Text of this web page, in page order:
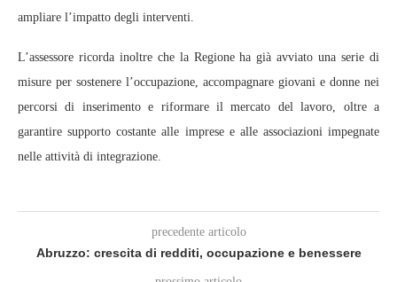
ampliare l’impatto degli interventi.
L’assessore ricorda inoltre che la Regione ha già avviato una serie di
misure per sostenere l’occupazione, accompagnare giovani e donne nei
percorsi di inserimento e riformare il mercato del lavoro, oltre a
garantire supporto costante alle imprese e alle associazioni impegnate
nelle attività di integrazione.
precedente articolo
Abruzzo: crescita di redditi, occupazione e benessere